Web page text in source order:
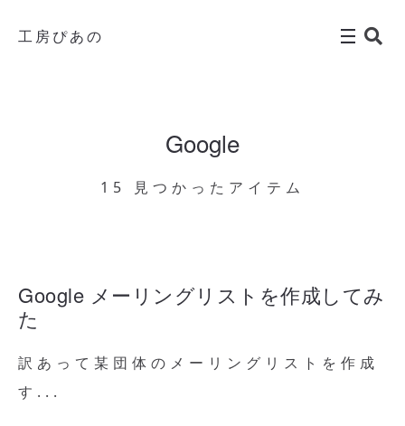
工房ぴあの
Google
15 見つかったアイテム
Google メーリングリストを作成してみ
た
訳あって某団体のメーリングリストを作成
す...